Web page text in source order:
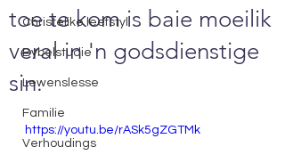
Christelike leefstyl
Bybelstudie
Lewenslesse
Familie
Verhoudings
toe te kom is baie moeilik
veral in 'n godsdienstige
sin.
https://youtu.be/rASk5gZGTMk